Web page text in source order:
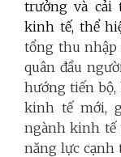
trưởng và cải
kinh tế, thể
tổng thu
quân đầu
hướng tiến bộ,
kinh tế mới,
ngành kinh tế
năng lực cạnh